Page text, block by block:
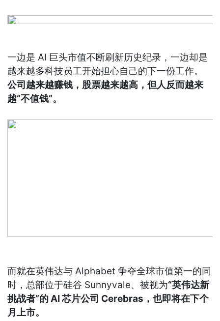
一边是 AI 巨头市值不断刷新历史纪录，一边却是
越来越多科技员工开始担心自己的下一份工作。
公司越来越赚钱，股票越来越高，但人反而越来
越“不值钱”。
而就在英伟达与 Alphabet 争夺全球市值第一的同
时，总部位于硅谷 Sunnyvale、被视为“英伟达新
挑战者”的 AI 芯片公司 Cerebras，也即将在下个
月上市。